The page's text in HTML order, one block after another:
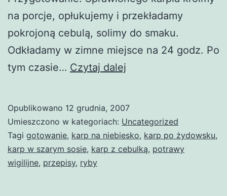
na porcje, opłukujemy i przekładamy
pokrojoną cebulą, solimy do smaku.
Odkładamy w zimne miejsce na 24 godz. Po
tym czasie… Czytaj dalej
Opublikowano 12 grudnia, 2007
Umieszczono w kategoriach: Uncategorized
Tagi gotowanie, karp na niebiesko, karp po żydowsku,
karp w szarym sosie, karp z cebulką, potrawy
wigilijne, przepisy, ryby